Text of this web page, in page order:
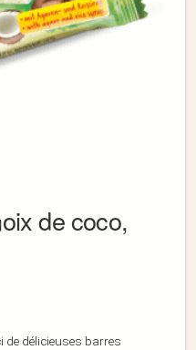
de coco,
de délicieuses barres